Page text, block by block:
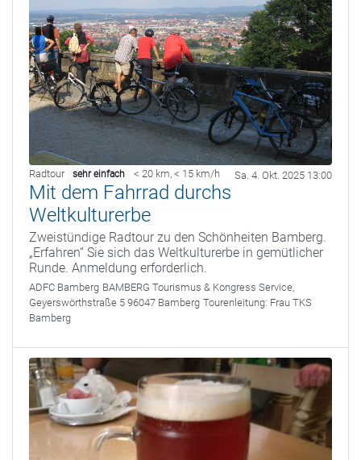
Radtour sehr einfach < 20 km, < 15 km/h Sa. 4. Okt. 2025 13:00
Mit dem Fahrrad durchs
Weltkulturerbe
Zweistündige Radtour zu den Schönheiten Bamberg.
„Erfahren“ Sie sich das Weltkulturerbe in gemütlicher
Runde. Anmeldung erforderlich.
ADFC Bamberg BAMBERG Tourismus & Kongress Service,
Geyerswörthstraße 5 96047 Bamberg Tourenleitung: Frau TKS
Bamberg